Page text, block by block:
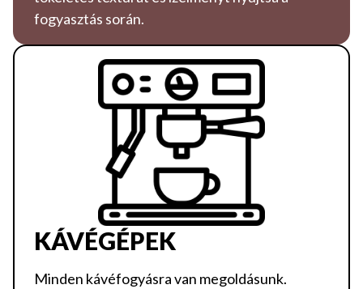
fogyasztás során.
KÁVÉGÉPEK
Minden kávéfogyásra van megoldásunk.